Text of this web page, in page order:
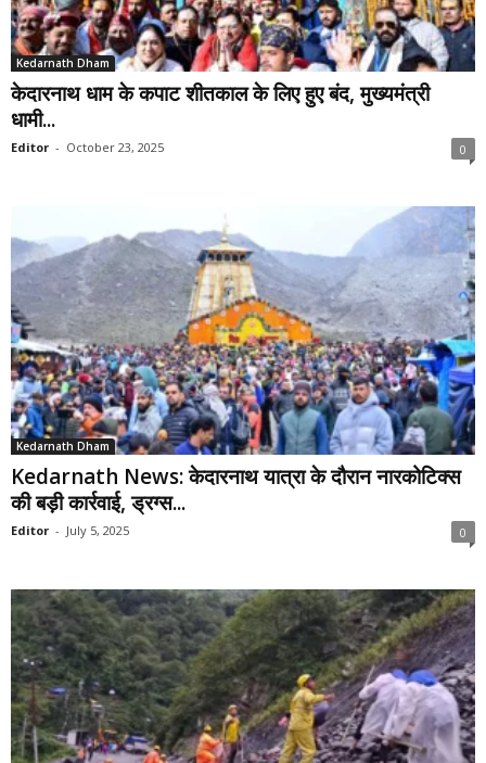
Kedarnath Dham
केदारनाथ धाम के कपाट शीतकाल के लिए हुए बंद, मुख्यमंत्री
धामी...
Editor - October 23, 2025 0
Kedarnath Dham
Kedarnath News: केदारनाथ यात्रा के दौरान नारकोटिक्स
की बड़ी कार्रवाई, ड्रग्स...
Editor - July 5, 2025 0